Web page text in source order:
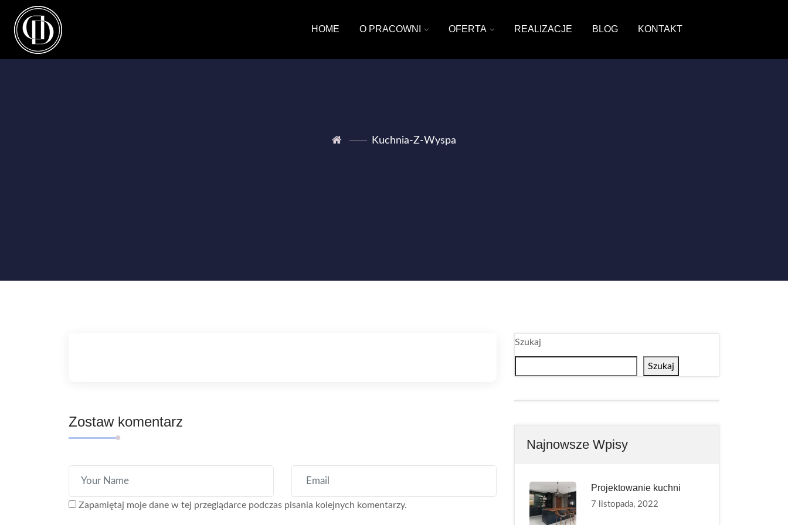
HOME O PRACOWNI OFERTA REALIZACJE BLOG KONTAKT
Kuchnia-Z-Wyspa
Zostaw komentarz
Zapamiętaj moje dane w tej przeglądarce podczas pisania kolejnych komentarzy.
Szukaj
Szukaj
Najnowsze Wpisy
Projektowanie kuchni
7 listopada, 2022